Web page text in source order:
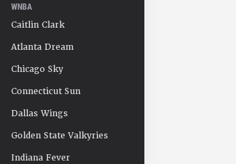
WNBA
Caitlin Clark
Atlanta Dream
Chicago Sky
Connecticut Sun
Dallas Wings
Golden State Valkyries
Indiana Fever